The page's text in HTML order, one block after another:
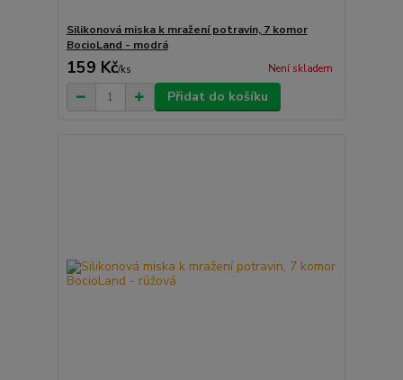
Silikonová miska k mražení potravin, 7 komor
BocioLand - modrá
159 Kč/ks Není skladem
Přidat do košíku